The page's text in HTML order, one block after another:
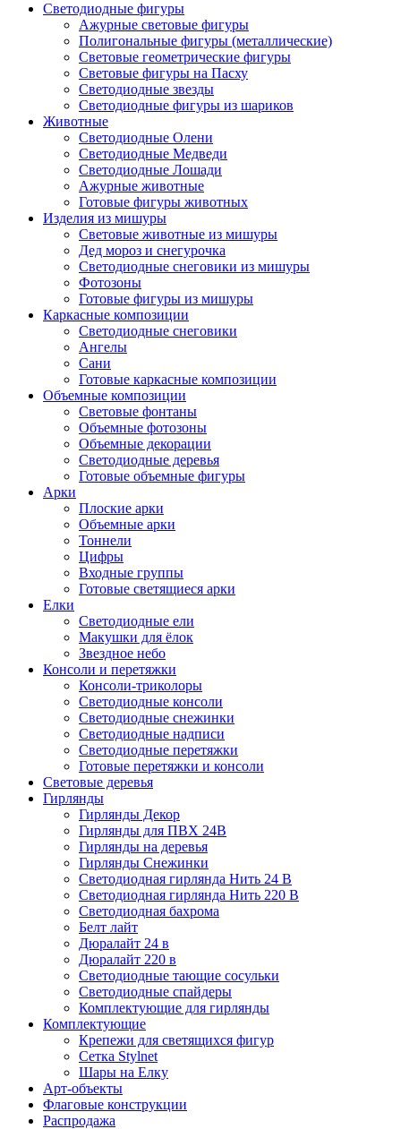
Светодиодные фигуры
Ажурные световые фигуры
Полигональные фигуры (металлические)
Световые геометрические фигуры
Световые фигуры на Пасху
Светодиодные звезды
Светодиодные фигуры из шариков
Животные
Светодиодные Олени
Светодиодные Медведи
Светодиодные Лошади
Ажурные животные
Готовые фигуры животных
Изделия из мишуры
Световые животные из мишуры
Дед мороз и снегурочка
Светодиодные снеговики из мишуры
Фотозоны
Готовые фигуры из мишуры
Каркасные композиции
Светодиодные снеговики
Ангелы
Сани
Готовые каркасные композиции
Объемные композиции
Световые фонтаны
Объемные фотозоны
Объемные декорации
Светодиодные деревья
Готовые объемные фигуры
Арки
Плоские арки
Объемные арки
Тоннели
Цифры
Входные группы
Готовые светящиеся арки
Елки
Светодиодные ели
Макушки для ёлок
Звездное небо
Консоли и перетяжки
Консоли-триколоры
Светодиодные консоли
Светодиодные снежинки
Светодиодные надписи
Светодиодные перетяжки
Готовые перетяжки и консоли
Световые деревья
Гирлянды
Гирлянды Декор
Гирлянды для ПВХ 24В
Гирлянды на деревья
Гирлянды Снежинки
Светодиодная гирлянда Нить 24 В
Светодиодная гирлянда Нить 220 В
Светодиодная бахрома
Белт лайт
Дюралайт 24 в
Дюралайт 220 в
Светодиодные тающие сосульки
Светодиодные спайдеры
Комплектующие для гирлянды
Комплектующие
Крепежи для светящихся фигур
Сетка Stylnet
Шары на Елку
Арт-объекты
Флаговые конструкции
Распродажа